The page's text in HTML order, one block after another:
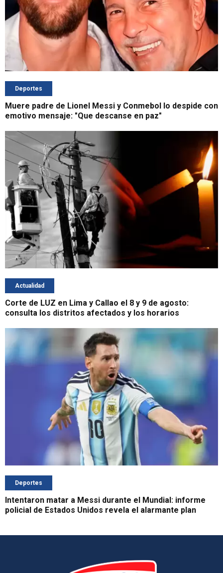
Deportes
Muere padre de Lionel Messi y Conmebol lo despide con
emotivo mensaje: "Que descanse en paz"
Actualidad
Corte de LUZ en Lima y Callao el 8 y 9 de agosto:
consulta los distritos afectados y los horarios
Deportes
Intentaron matar a Messi durante el Mundial: informe
policial de Estados Unidos revela el alarmante plan